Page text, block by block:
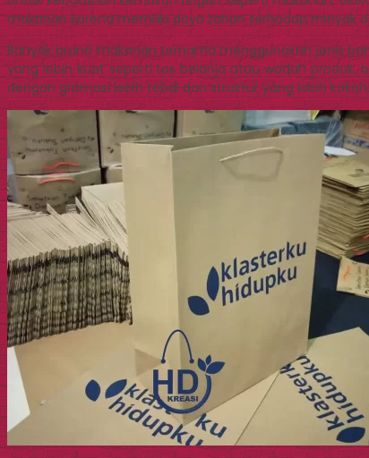
makanan karena memiliki daya tahan terhadap minyak
Banyak brand makanan ternama menggunakan jenis
yang lebih kuat seperti tas belanja atau wadah produk,
dengan gramasi lebih tebal dan struktur yang lebih kokoh.